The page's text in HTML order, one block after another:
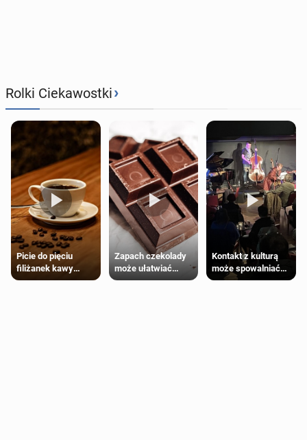
Rolki Ciekawostki›
Picie do pięciu
filiżanek kawy
dziennie jest
Zapach czekolady
może ułatwiać
trening siłowy
Kontakt z kulturą
może spowalniać
starzenie